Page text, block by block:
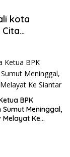
kota
Cita
BPK
Meninggal,
Ke